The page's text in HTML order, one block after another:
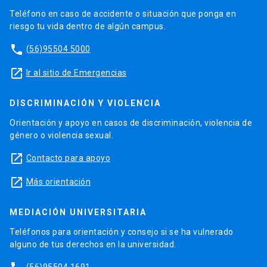
Teléfono en caso de accidente o situación que ponga en
riesgo tu vida dentro de algún campus.
phone (56)95504 5000
launch Ir al sitio de Emergencias
DISCRIMINACIÓN Y VIOLENCIA
Orientación y apoyo en casos de discriminación, violencia de
género o violencia sexual.
launch Contacto para apoyo
launch Más orientación
MEDIACIÓN UNIVERSITARIA
Teléfonos para orientación y consejo si se ha vulnerado
alguno de tus derechos en la universidad.